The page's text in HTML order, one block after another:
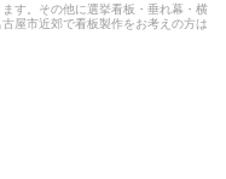
す。その他に選挙看板・垂れ幕・横
屋市近郊で看板製作をお考えの方は